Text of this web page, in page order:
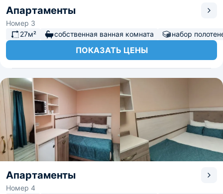
Апартаменты
Номер 3
27м²
собственная ванная комната набор
ПОКАЗАТЬ ЦЕНЫ
Апартаменты
Номер 4